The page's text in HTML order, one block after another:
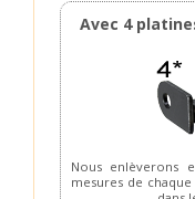
Avec 4
Nous enlèverons
mesures de